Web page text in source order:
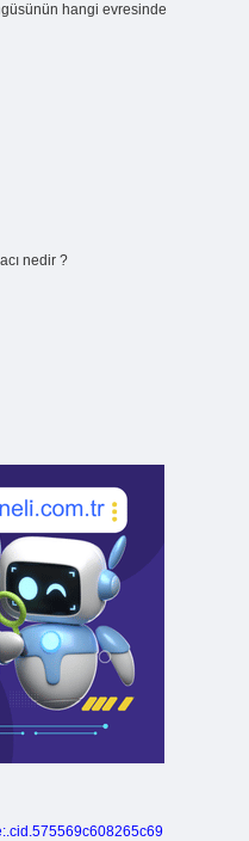
hangi evresinde
nedir ?